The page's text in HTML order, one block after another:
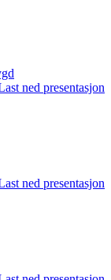
ned presentasjon
ned presentasjon